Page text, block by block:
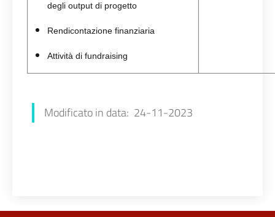
degli output di progetto
Rendicontazione finanziaria
Attività di fundraising
Modificato in data: 24-11-2023